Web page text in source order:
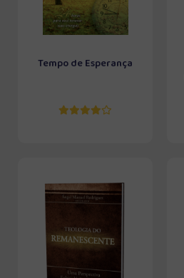
Tempo de Esperança